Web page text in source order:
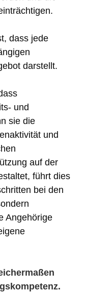
dass jede
darstellt.
und
sie die
und
auf der
führt dies
bei den
Angehörige